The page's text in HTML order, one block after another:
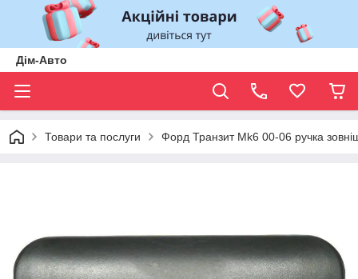
Дім-Авто
Товари та послуги Форд Транзит Mk6 00-06 ручка